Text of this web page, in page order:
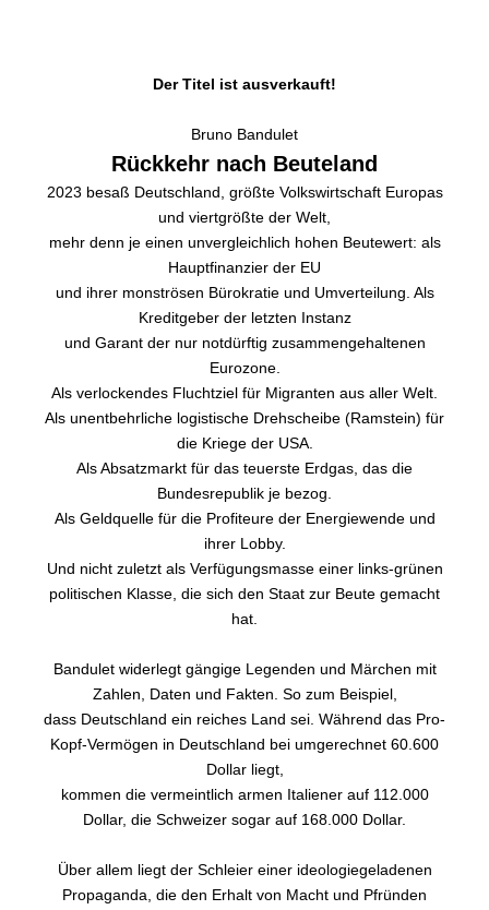
Der Titel ist ausverkauft!
Bruno Bandulet
Rückkehr nach Beuteland
2023 besaß Deutschland, größte Volkswirtschaft Europas
und viertgrößte der Welt,
mehr denn je einen unvergleichlich hohen Beutewert: als
Hauptfinanzier der EU
und ihrer monströsen Bürokratie und Umverteilung. Als
Kreditgeber der letzten Instanz
und Garant der nur notdürftig zusammengehaltenen
Eurozone.
Als verlockendes Fluchtziel für Migranten aus aller Welt.
Als unentbehrliche logistische Drehscheibe (Ramstein) für
die Kriege der USA.
Als Absatzmarkt für das teuerste Erdgas, das die
Bundesrepublik je bezog.
Als Geldquelle für die Profiteure der Energiewende und
ihrer Lobby.
Und nicht zuletzt als Verfügungsmasse einer links-grünen
politischen Klasse, die sich den Staat zur Beute gemacht
hat.
Bandulet widerlegt gängige Legenden und Märchen mit
Zahlen, Daten und Fakten. So zum Beispiel,
dass Deutschland ein reiches Land sei. Während das Pro-
Kopf-Vermögen in Deutschland bei umgerechnet 60.600
Dollar liegt,
kommen die vermeintlich armen Italiener auf 112.000
Dollar, die Schweizer sogar auf 168.000 Dollar.
Über allem liegt der Schleier einer ideologiegeladenen
Propaganda, die den Erhalt von Macht und Pfründen